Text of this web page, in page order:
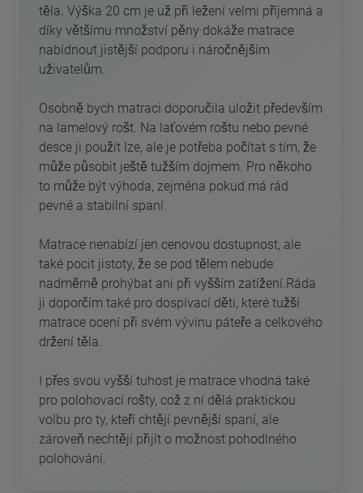
těla. Výška 20 cm je už při ležení velmi příjemná a
díky většímu množství pěny dokáže matrace
nabídnout jistější podporu i náročnějším
uživatelům.
Osobně bych matraci doporučila uložit především
na lamelový rošt. Na laťovém roštu nebo pevné
desce ji použít lze, ale je potřeba počítat s tím, že
může působit ještě tužším dojmem. Pro někoho
to může být výhoda, zejména pokud má rád
pevné a stabilní spaní.
Matrace nenabízí jen cenovou dostupnost, ale
také pocit jistoty, že se pod tělem nebude
nadměrně prohýbat ani při vyšším zatížení.Ráda
ji doporčím také pro dospívací děti, které tužší
matrace ocení při svém vývinu páteře a celkového
držení těla.
I přes svou vyšší tuhost je matrace vhodná také
pro polohovací rošty, což z ní dělá praktickou
volbu pro ty, kteří chtějí pevnější spaní, ale
zároveň nechtějí přijít o možnost pohodlného
polohování.